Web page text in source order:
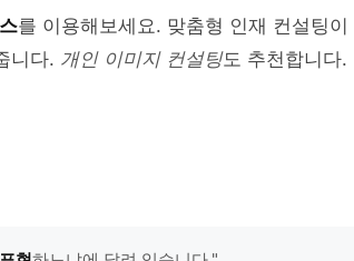
를 이용해보세요. 맞춤형 인재 컨설팅이
니다. 개인 이미지 컨설팅도 추천합니다.